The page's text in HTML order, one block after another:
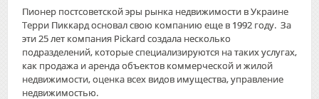
Пионер постсоветской эры рынка недвижимости в Украине
Терри Пиккард основал свою компанию еще в ​1992 году. За
эти 25 лет компания Pickard создала несколько
подразделений, которые специализируются на таких услугах,
как продажа и аренда объектов коммерческой и жилой
недвижимости, оценка всех видов имущества, управление ​
недвижимостью​.